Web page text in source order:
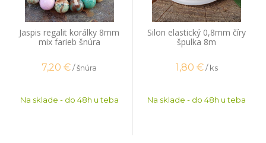
Jaspis regalit korálky 8mm
mix farieb šnúra
7,20 €/ šnúra
Na sklade - do 48h u teba
Silon elastický 0,8mm číry
špulka 8m
1,80 € / ks
Na sklade - do 48h u teba